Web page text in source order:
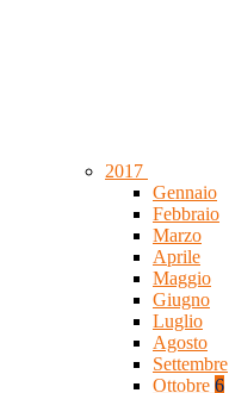
2017
Gennaio
Febbraio
Marzo
Aprile
Maggio
Giugno
Luglio
Agosto
Settembre
Ottobre 6